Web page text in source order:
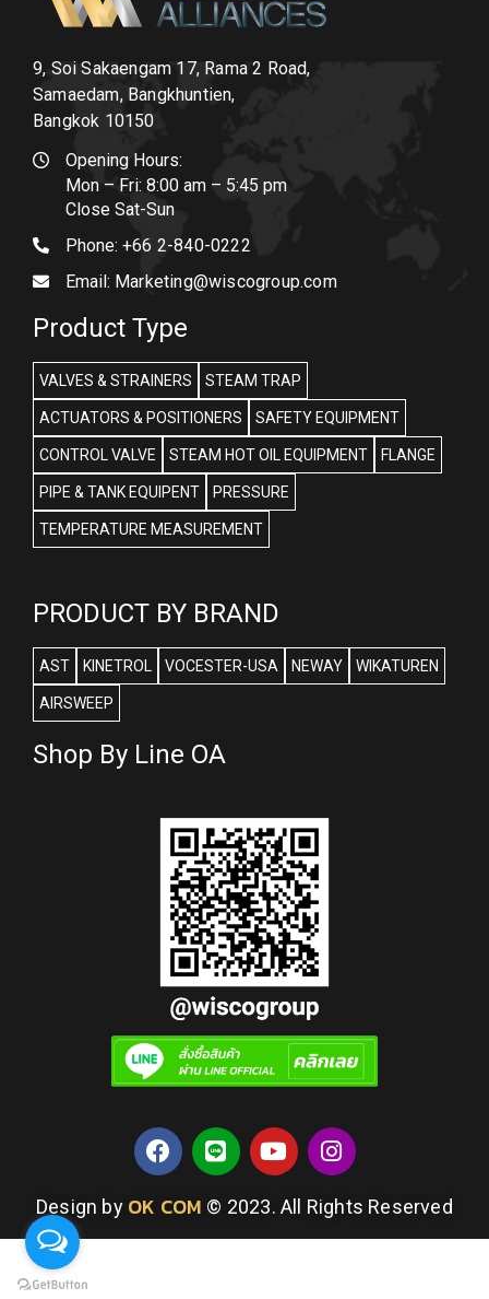
9, Soi Sakaengam 17, Rama 2 Road,
Samaedam, Bangkhuntien,
Bangkok 10150
Opening Hours:
Mon – Fri: 8:00 am – 5:45 pm
Close Sat-Sun
Phone: +66 2-840-0222
Email: Marketing@wiscogroup.com
Product Type
VALVES & STRAINERS STEAM TRAP
ACTUATORS & POSITIONERS SAFETY EQUIPMENT
CONTROL VALVE STEAM HOT OIL EQUIPMENT FLANGE
PIPE & TANK EQUIPENT PRESSURE
TEMPERATURE MEASUREMENT
PRODUCT BY BRAND
AST KINETROL VOCESTER-USA NEWAY WIKATUREN
AIRSWEEP
Shop By Line OA
Design by OK COM © 2023. All Rights Reserved